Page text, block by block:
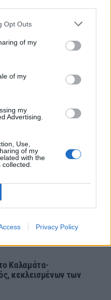
Opt Outs
of my
of my
my
Advertising.
Use,
of my
with the
Privacy Policy
Καλαμάτα-
κεκλεισμένων των